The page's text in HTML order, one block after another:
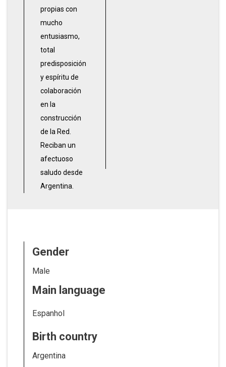
propias con
mucho
entusiasmo,
total
predisposición
y espíritu de
colaboración
en la
construcción
de la Red.
Reciban un
afectuoso
saludo desde
Argentina.
Gender
Male
Main language
Espanhol
Birth country
Argentina